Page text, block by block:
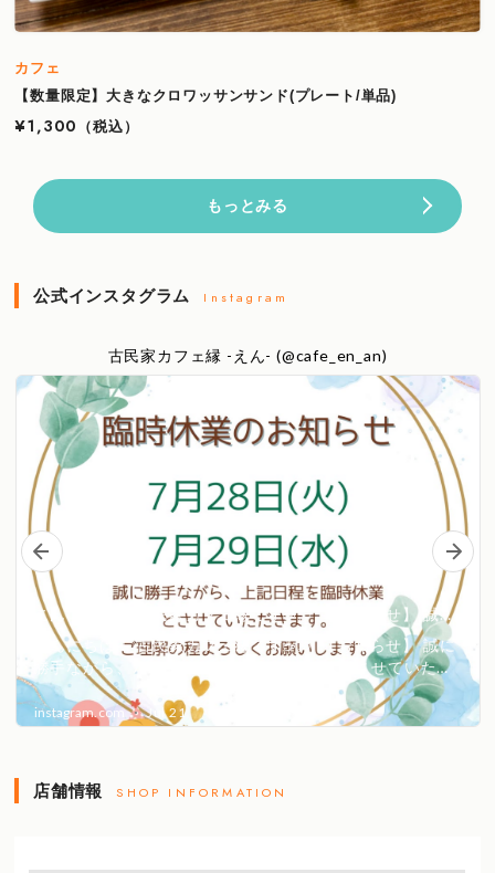
カフェ
【数量限定】大きなクロワッサンサンド(プレート/単品)
¥1,300
（税込）
もっとみる
公式インスタグラム Instagram
店舗情報 SHOP INFORMATION